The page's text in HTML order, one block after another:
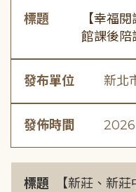
標題
【幸福
館課後陪
發布單位 新北
發佈時間
標題
【新莊、新